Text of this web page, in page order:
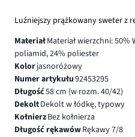
Luźniejszy prążkowany sweter z
MateriałMateriał wierzchni: 50%
poliamid, 24% poliester
Kolorjasnoróżowy
Numer artykułu92453295
Długość58 cm (w rozm. 40/42)
DekoltDekolt w łódkę, typowy
KołnierzBez kołnierza
Długość rękawówRękawy 7/8